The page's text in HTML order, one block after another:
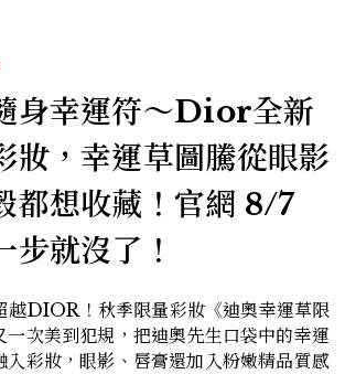
身幸運符～Dior全新
妝，幸運草圖騰從眼影
都想收藏！官網 8/7
步就沒了！
DIOR！秋季限量彩妝《迪奧幸運草限
一次美到犯規，把迪奧先生口袋中的幸運
入彩妝，眼影、唇膏還加入粉嫩精品質感